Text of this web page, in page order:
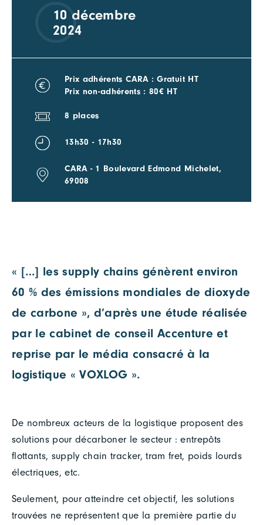
« […] les supply chains génèrent environ
60 % des émissions mondiales de dioxyde
de carbone », d’après une étude réalisée
par le cabinet de conseil Accenture et
reprise par le média consacré à la
logistique « VOXLOG ».
De nombreux acteurs de la logistique proposent des
solutions pour décarboner le secteur : entrepôts
flottants, supply chain tracker, tram fret, poids lourds
électriques, etc.
Seulement, pour atteindre cet objectif, les solutions
trouvées ne représentent que la première partie du
10 décembre
2024
Prix adhérents CARA : Gratuit HT
Prix non-adhérents : 80€ HT
8 places
13h30 - 17h30
CARA - 1 Boulevard Edmond Michelet,
69008